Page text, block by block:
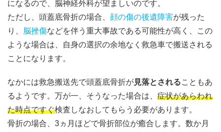
になるので、脳神経外科が望ましいのです。
ただし、頭蓋底骨折の場合、 顔の傷の後遺障害が残った
り、
脳挫傷などを伴う重大事故である可能性が高く、この
ような場合は、自身の選択の余地なく救急車で搬送される
ことになります。
なかには救急搬送先で頭蓋底骨折が見落とされることもあ
るようです。万が一、そうなった場合は、 症状があらわれ
た時点ですぐ検査しなおしてもらう必要があります。
骨折の場合、3ヵ月ほどで骨折部位が癒合します。数か月